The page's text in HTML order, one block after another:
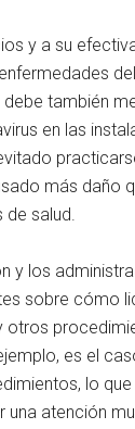
y a su
también
en las
más daño
de salud.
y los
sobre cómo
es el
lo
una atención